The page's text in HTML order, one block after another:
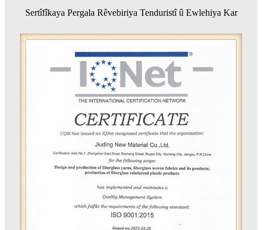
Sertîfîkaya Pergala Rêvebiriya Tenduristî û Ewlehiya Kar